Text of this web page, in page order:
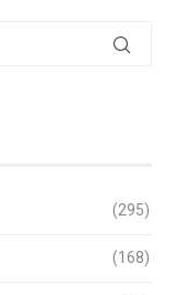
(295)
(168)